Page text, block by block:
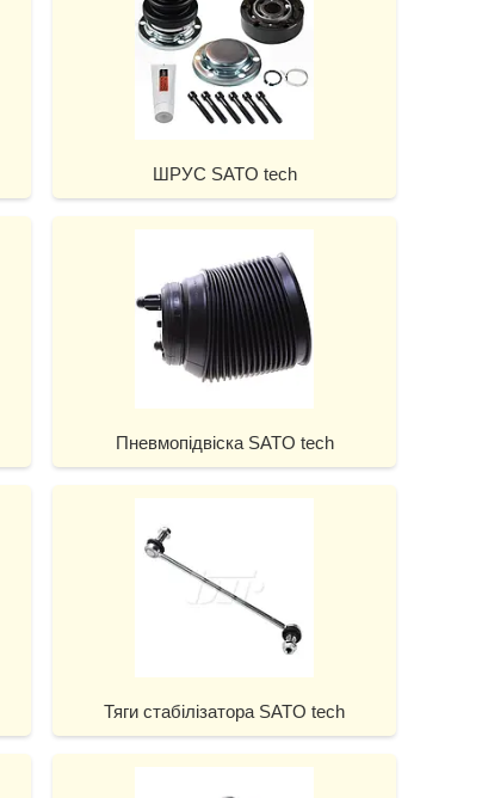
ШРУС SATO tech
Пневмопідвіска SATO tech
Тяги стабілізатора SATO tech